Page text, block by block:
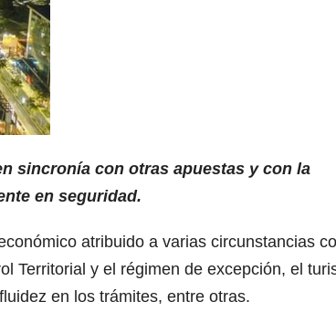
sincronía con otras apuestas y con la
en seguridad.
atribuido a varias circunstancias
Territorial y el régimen de excepción, el
en los trámites, entre otras.